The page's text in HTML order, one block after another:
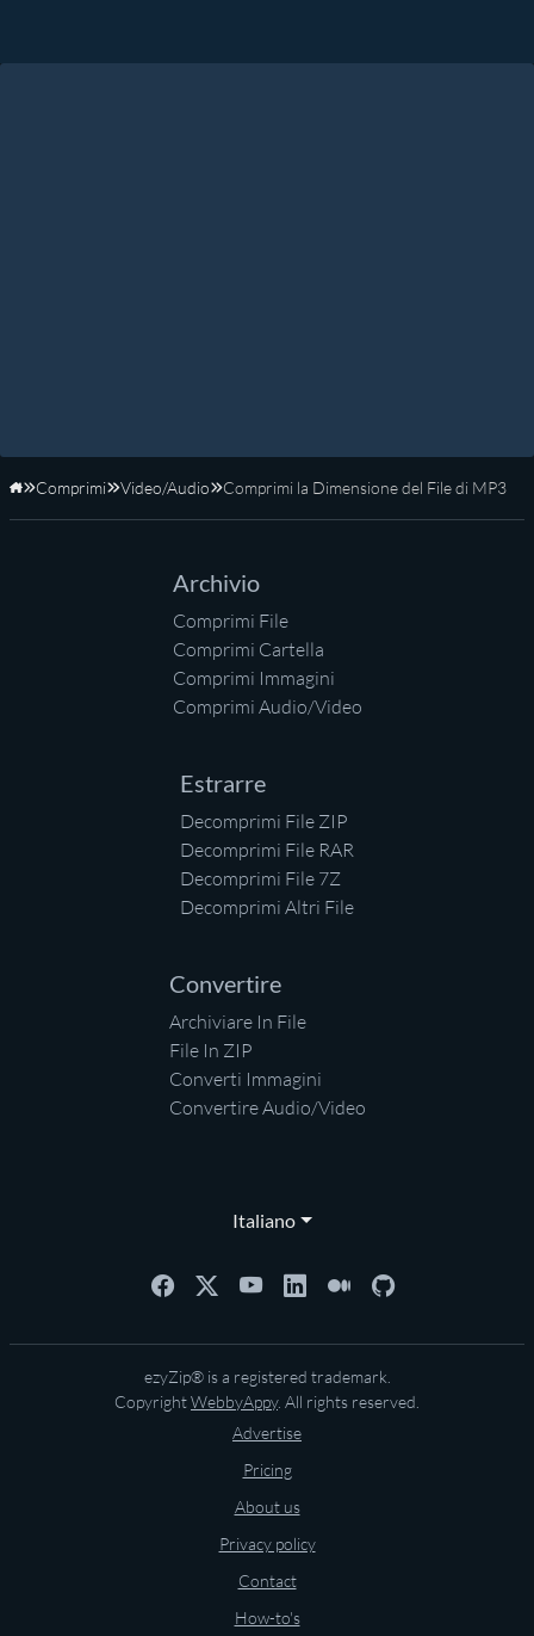
Home
Comprimi Video/Audio Comprimi la Dimensione del File di MP3
Archivio
Comprimi File
Comprimi Cartella
Comprimi Immagini
Comprimi Audio/Video
Estrarre
Decomprimi File ZIP
Decomprimi File RAR
Decomprimi File 7Z
Decomprimi Altri File
Convertire
Archiviare In File
File In ZIP
Converti Immagini
Convertire Audio/Video
Italiano
ezyZip® is a registered trademark.
CopyrightWebbyAppy. All rights reserved.
Advertise
Pricing
About us
Privacy policy
Contact
How-to's